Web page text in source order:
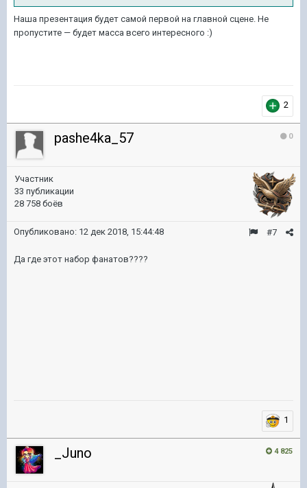
Наша презентация будет самой первой на главной сцене. Не
пропустите — будет масса всего интересного :)
2
0
pashe4ka_57
Участник
33 публикации
28 758 боёв
#7
Опубликовано: 12 дек 2018, 15:44:48
Да где этот набор фанатов????
1
4 825
_Juno